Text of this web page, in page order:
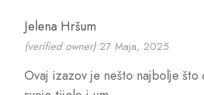
Jelena Hršum
(verified owner) 27 Maja, 2025
Ovaj izazov je nešto najbolje